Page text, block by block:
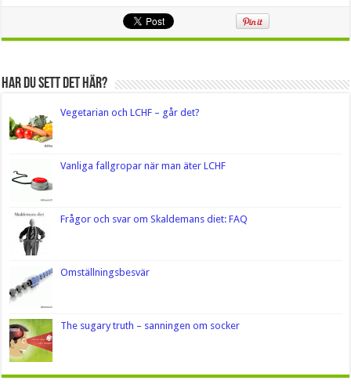
Har du sett det här?
Vegetarian och LCHF – går det?
Vanliga fallgropar när man äter LCHF
Frågor och svar om Skaldemans diet: FAQ
Omställningsbesvär
The sugary truth – sanningen om socker